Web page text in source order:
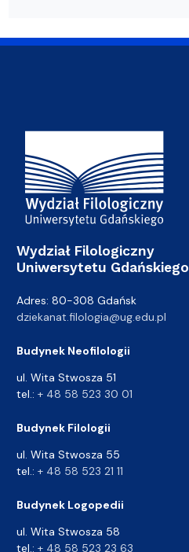
Adres Wydziału
Wydział Filologiczny
Uniwersytetu Gdańskiego
Adres: 80-308 Gdańsk
dziekanat.filologia@ug.edu.pl
Budynek Neofilologii
ul. Wita Stwosza 51
tel.: + 48 58 523 30 01
Budynek Filologii
ul. Wita Stwosza 55
tel.: + 48 58 523 21 11
Budynek Logopedii
ul. Wita Stwosza 58
tel.: + 48 58 523 23 63